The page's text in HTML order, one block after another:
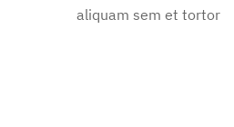
aliquam sem et tortor.